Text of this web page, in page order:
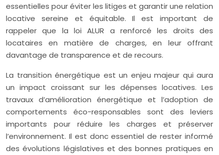
essentielles pour éviter les litiges et garantir une relation
locative sereine et équitable. Il est important de
rappeler que la loi ALUR a renforcé les droits des
locataires en matière de charges, en leur offrant
davantage de transparence et de recours.
La transition énergétique est un enjeu majeur qui aura
un impact croissant sur les dépenses locatives. Les
travaux d’amélioration énergétique et l’adoption de
comportements éco-responsables sont des leviers
importants pour réduire les charges et préserver
l’environnement. Il est donc essentiel de rester informé
des évolutions législatives et des bonnes pratiques en